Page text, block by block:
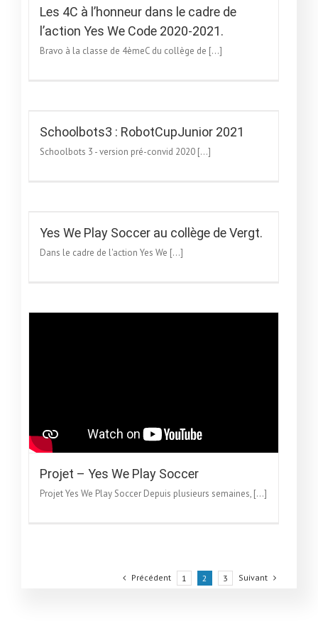
Les 4C à l’honneur dans le cadre de
l’action Yes We Code 2020-2021.
Bravo à la classe de 4èmeC du collège de [...]
Schoolbots3 : RobotCupJunior 2021
Schoolbots 3 - version pré-convid 2020 [...]
Yes We Play Soccer au collège de Vergt.
Dans le cadre de l'action Yes We [...]
Projet – Yes We Play Soccer
Projet Yes We Play Soccer Depuis plusieurs semaines, [...]
Précédent 1 2 3 Suivant